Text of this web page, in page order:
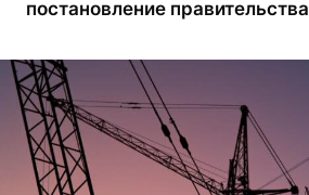
постановление правительства